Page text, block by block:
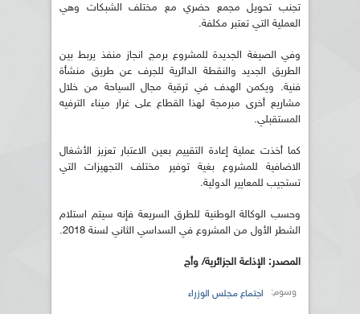
تجنب تحويل مجمع حضري مع مختلف الشبكات وهي
العملية التي تعتبر مكلفة.
وفي الصيغة الجديدة للمشروع برمج انجاز منفذ يربط بين
الطريق الجديد والنقطة الدائرية للجرف عن طريق منشأة
فنية. ويكمن الهدف في ترقية مجال السياحة من خلال
مشاريع أخرى مبرمجة لهذا القطاع على غرار ميناء الترفيه
المستقبلي.
كما أخذت عملية إعادة التقييم بعين الاعتبار تعزيز الأشغال
الاضافية للمشروع بغية توفير مختلف التجهيزات التي
تستجيب للمعايير الدولية.
وحسب الوكالة الوطنية للطرق السريعة فإنه سيتم استلام
الشطر الأول من المشروع في السداسي الثاني لسنة 2018.
المصدر: الإذاعة الجزائرية/ وأج
وسوم: اجتماع مجلس الوزراء